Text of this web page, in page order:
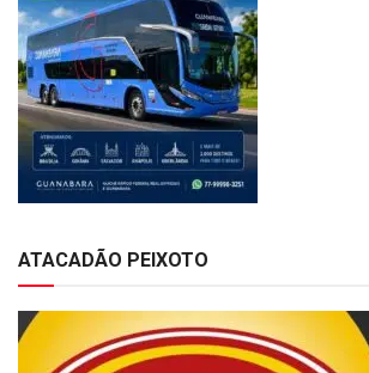
ATACADÃO PEIXOTO